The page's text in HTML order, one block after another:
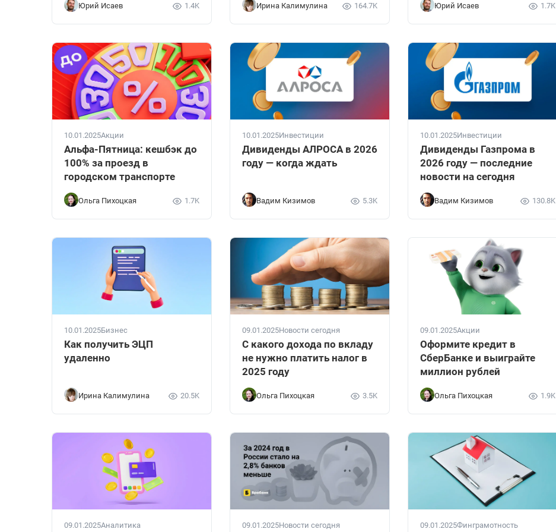
Юрий Исаев 1.4K Ирина Калимулина 164.7K Юрий Исаев 1.7K
10.01.2025Акции
Альфа-Пятница: кешбэк до
100% за проезд в
городском транспорте
Ольга Пихоцкая 1.7K
10.01.2025Инвестиции
Дивиденды АЛРОСА в 2026
году — когда ждать
Вадим Кизимов 5.3K
10.01.2025Инвестиции
Дивиденды Газпрома в
2026 году — последние
новости на сегодня
Вадим Кизимов 130.8K
10.01.2025Бизнес
Как получить ЭЦП
удаленно
Ирина Калимулина 20.5K
09.01.2025Новости сегодня
С какого дохода по вкладу
не нужно платить налог в
2025 году
Ольга Пихоцкая 3.5K
09.01.2025Акции
Оформите кредит в
СберБанке и выиграйте
миллион рублей
Ольга Пихоцкая 1.9K
09.01.2025Аналитика 09.01.2025Новости сегодня 09.01.2025Финграмотность